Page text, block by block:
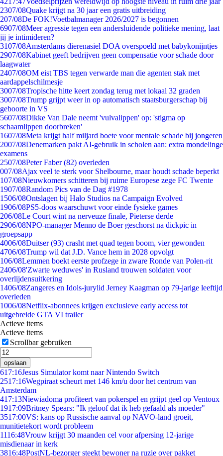
2307/08Quake krijgt na 30 jaar een gratis uitbreiding
207/08De FOK!Voetbalmanager 2026/2027 is begonnen
6907/08Meer agressie tegen een andersluidende politieke mening, laat
jij je intimideren?
3107/08Amsterdams dierenasiel DOA overspoeld met babykonijntjes
2907/08Kabinet geeft bedrijven geen compensatie voor schade door
laagwater
2407/08OM eist TBS tegen verwarde man die agenten stak met
aardappelschilmesje
3007/08Tropische hitte keert zondag terug met lokaal 32 graden
3007/08Trump grijpt weer in op automatisch staatsburgerschap bij
geboorte in VS
5607/08Dikke Van Dale neemt 'vulvalippen' op: 'stigma op
schaamlippen doorbreken'
1607/08Meta krijgt half miljard boete voor mentale schade bij jongeren
2007/08Denemarken pakt AI-gebruik in scholen aan: extra mondelinge
examens
2507/08Peter Faber (82) overleden
007/08Ajax veel te sterk voor Shelbourne, maar houdt schade beperkt
107/08Nieuwkomers schitteren bij ruime Europese zege FC Twente
1907/08Random Pics van de Dag #1978
1506/08Ontslagen bij Halo Studios na Campaign Evolved
1906/08PS5-doos waarschuwt voor einde fysieke games
206/08Le Court wint na nerveuze finale, Pieterse derde
2906/08NPO-manager Menno de Boer geschorst na dickpic in
groepsapp
4006/08Duitser (93) crasht met quad tegen boom, vier gewonden
4706/08Trump wil dat J.D. Vance hem in 2028 opvolgt
106/08Lemmen boekt eerste profzege in zware Ronde van Polen-rit
2406/08'Zwarte weduwes' in Rusland trouwen soldaten voor
overlijdensuitkering
1406/08Zangeres en Idols-jurylid Jerney Kaagman op 79-jarige leeftijd
overleden
1006/08Netflix-abonnees krijgen exclusieve early access tot
uitgebreide GTA VI trailer
Actieve items
Actieve items
Scrollbar gebruiken
opslaan
617:16Jesus Simulator komt naar Nintendo Switch
2517:16Wegpiraat scheurt met 146 km/u door het centrum van
Amsterdam
417:13Niewiadoma profiteert van pokerspel en grijpt geel op Ventoux
1917:09Britney Spears: "Ik geloof dat ik heb gefaald als moeder"
3517:00VS: kans op Russische aanval op NAVO-land groeit,
munitietekort wordt probleem
1116:48Vrouw krijgt 30 maanden cel voor afpersing 12-jarige
misdienaar in kerk
3816:48PostNL-bezorger steekt bewoner na ruzie over pakket